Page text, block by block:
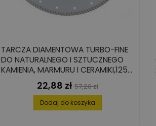
TARCZA DIAMENTOWA TURBO-FINE
DO NATURALNEGO I SZTUCZNEGO
KAMIENIA, MARMURU I CERAMIKI,125
MM X 22.2 MM, SEGMENTY: 1.5 MM X
Cena
22,88 zł Cena
podstawowa
57,20 zł
Dodaj do koszyka